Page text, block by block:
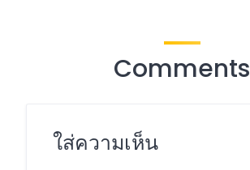
Comments
ใส่ความเห็น